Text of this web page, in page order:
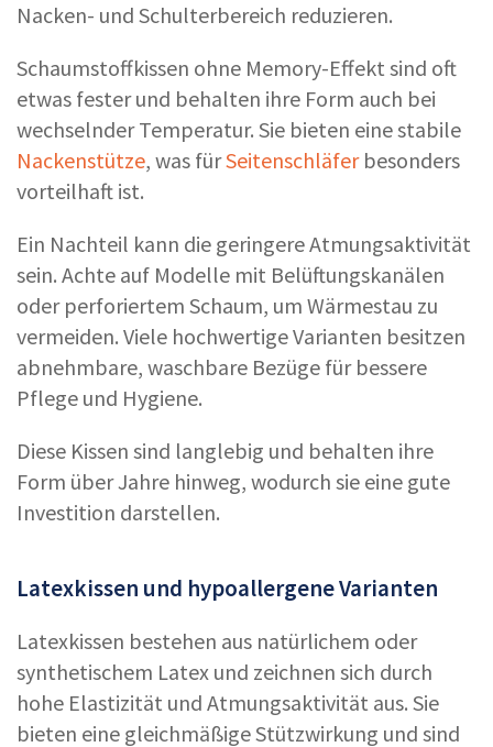
Nacken- und Schulterbereich reduzieren.
Schaumstoffkissen ohne Memory-Effekt sind oft
etwas fester und behalten ihre Form auch bei
wechselnder Temperatur. Sie bieten eine stabile
Nackenstütze, was fürSeitenschläferbesonders
vorteilhaft ist.
Ein Nachteil kann die geringere Atmungsaktivität
sein. Achte auf Modelle mit Belüftungskanälen
oder perforiertem Schaum, um Wärmestau zu
vermeiden. Viele hochwertige Varianten besitzen
abnehmbare, waschbare Bezüge für bessere
Pflege und Hygiene.
Diese Kissen sind langlebig und behalten ihre
Form über Jahre hinweg, wodurch sie eine gute
Investition darstellen.
Latexkissen und hypoallergene Varianten
Latexkissen bestehen aus natürlichem oder
synthetischem Latex und zeichnen sich durch
hohe Elastizität und Atmungsaktivität aus. Sie
bieten eine gleichmäßige Stützwirkung und sind